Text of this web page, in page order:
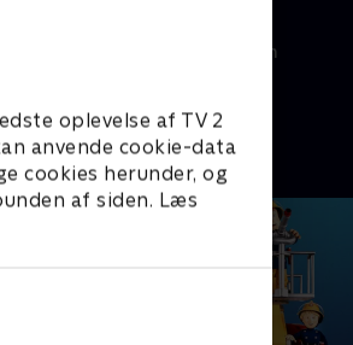
oplevelse af TV 2
anvende cookie-data
cookies herunder, og
af siden. Læs
1. maj 2023 • 12 min